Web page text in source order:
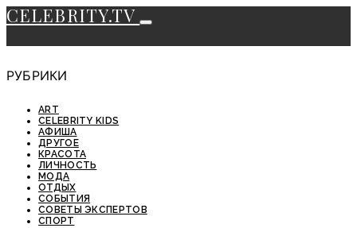
CELEBRITY.TV
РУБРИКИ
ART
CELEBRITY KIDS
АФИША
ДРУГОЕ
КРАСОТА
ЛИЧНОСТЬ
МОДА
ОТДЫХ
СОБЫТИЯ
СОВЕТЫ ЭКСПЕРТОВ
СПОРТ